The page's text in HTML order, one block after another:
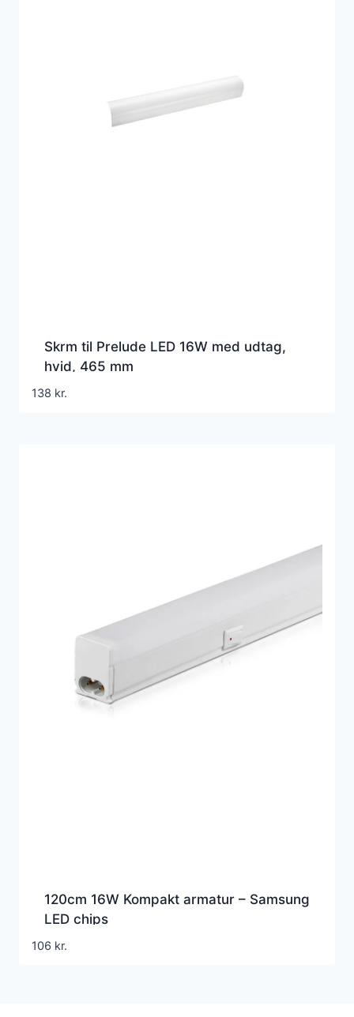
Skrm til Prelude LED 16W med udtag,
hvid, 465 mm
138 kr.
120cm 16W Kompakt armatur – Samsung
LED chips
106 kr.